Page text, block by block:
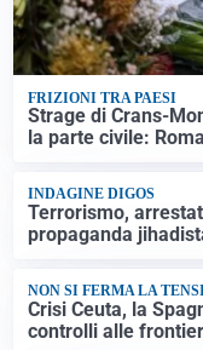
FRIZIONI TRA PAESI
Strage di Crans-
la parte civile:
INDAGINE DIGOS
Terrorismo,
propaganda
NON SI FERMA LA
Crisi Ceuta, la
controlli alle